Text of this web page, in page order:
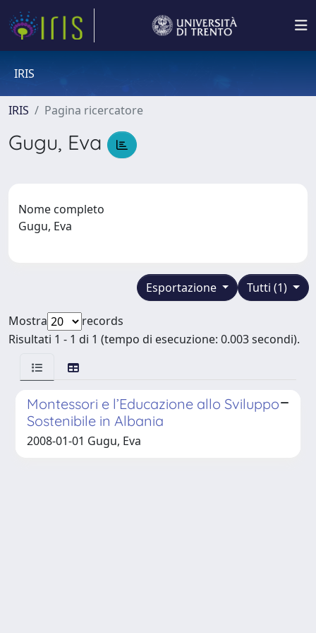
IRIS
IRIS Pagina ricercatore
Gugu, Eva
Nome completo
Gugu, Eva
Tutti (1)
Esportazione
Mostra
records
Risultati 1 - 1 di 1 (tempo di esecuzione: 0.003 secondi).
Montessori e l’Educazione allo Sviluppo
Sostenibile in Albania
2008-01-01 Gugu, Eva